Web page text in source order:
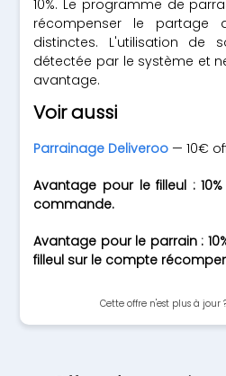
10%. Le programme de
récompenser le partage
distinctes. L'utilisation de
détectée par le système et
avantage.
Voir aussi
Parrainage Deliveroo — 10€
Avantage pour le filleul :
commande.
Avantage pour le parrain :
filleul sur le compte
Cette offre n'est plus à jour